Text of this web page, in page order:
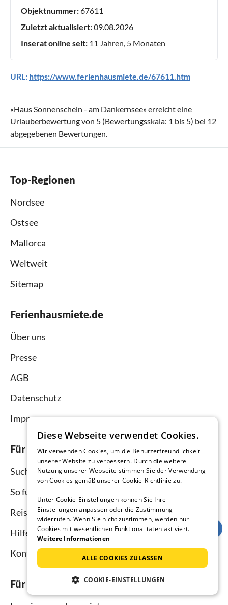
Objektnummer:67611
Zuletzt aktualisiert:09.08.2026
Inserat online seit: 11 Jahren, 5 Monaten
URL: https://www.ferienhausmiete.de/67611.htm
«Haus Sonnenschein - am Dankernsee» erreicht eine
Urlauberbewertung von 5 (Bewertungsskala: 1 bis 5) bei 12
abgegebenen Bewertungen.
Top-Regionen
Nordsee
Ostsee
Mallorca
Weltweit
Sitemap
Ferienhausmiete.de
Über uns
Presse
AGB
Datenschutz
Impressum
Für Urlauber
Suche
So funktioniert`s
Reisemagazin
Hilfe Urlauber
Kontakt
Für Vermieter
Diese Webseite verwendet Cookies.
Wir verwenden Cookies, um die Benutzerfreundlichkeit
unserer Website zu verbessern. Durch die weitere
Nutzung unserer Webseite stimmen Sie der Verwendung
von Cookies gemäß unserer Cookie-Richtlinie zu.
Unter Cookie-Einstellungen können Sie Ihre
Einstellungen anpassen oder die Zustimmung
widerrufen. Wenn Sie nicht zustimmen, werden nur
Cookies mit wesentlichen Funktionalitäten aktiviert.
Weitere Informationen
ALLE COOKIES ZULASSEN
COOKIE-EINSTELLUNGEN